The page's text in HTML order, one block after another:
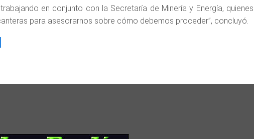
en conjunto con la Secretaría de Minería y Energía, quienes
para asesorarnos sobre cómo debemos proceder”, concluyó.